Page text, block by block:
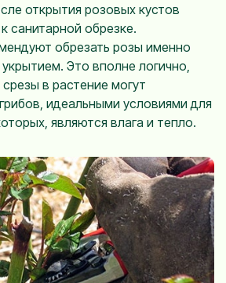
открытия розовых кустов
санитарной обрезке.
обрезать розы именно
Это вполне логично,
в растение могут
идеальными условиями для
являются влага и тепло.